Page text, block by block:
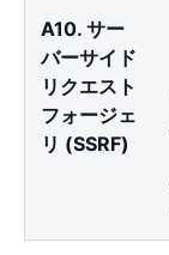
A10. サー
バーサイド
リクエスト
フォージェ
リ (SSRF)